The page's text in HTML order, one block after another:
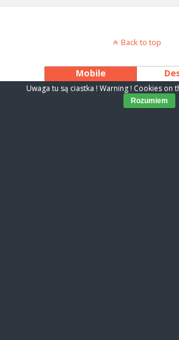
Back to top
Mobile
Uwaga tu są ciastka ! Warning ! Cookies on
Rozumiem